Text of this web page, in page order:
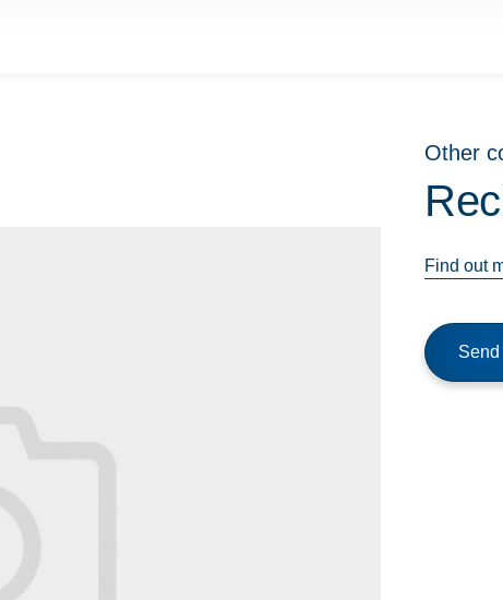
Other
Find out